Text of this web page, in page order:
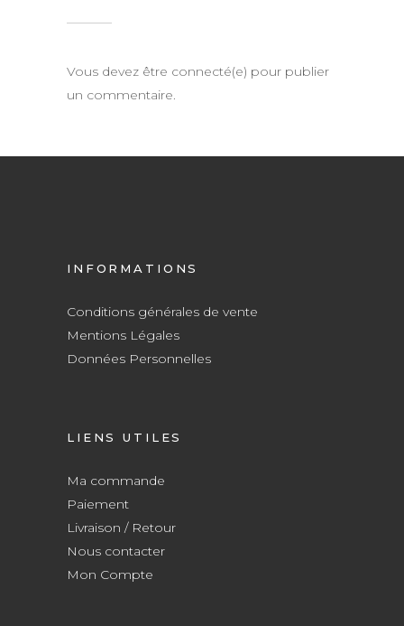
Vous devez être connecté(e) pour publier
un commentaire.
INFORMATIONS
Conditions générales de vente
Mentions Légales
Données Personnelles
LIENS UTILES
Ma commande
Paiement
Livraison / Retour
Nous contacter
Mon Compte